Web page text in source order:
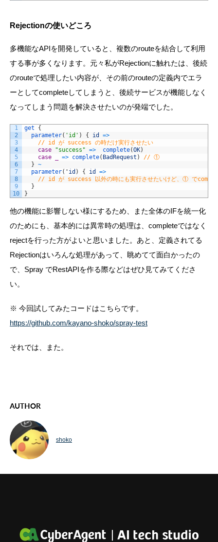
Rejectionの使いどころ
多機能なAPIを開発していると、複数のrouteを結合して利用
する事が多くなります。元々私がRejectionに触れたは、後続
のrouteで処理したい内容が、その前のrouteの定義内でエラ
ーとしてcompleteしてしまうと、後続サービスが機能しなく
なってしまう問題を解決させたいのが発端でした。
1
2
3
4
5
6
7
8
9
10
get
{
parameter( 'id' ) { id =>
// id が success の時だけ実行させたい
case
"success" => complete(OK)
case
=> complete( BadRequest )
// ①
} ~
parameter( ' id ) { id =>
// id が success 以外の時にも実行させたいけど、① で
}
}
他の機能に影響しない様にするため、また全体のIFを統一化
のためにも、基本的には異常時の処理は、completeではなく
rejectを行った方がよいと思いました。あと、定義されてる
Rejectionはいろんな処理があって、眺めてて面白かったの
で、Spray でRestAPIを作る際などはぜひ見てみてくださ
い。
※ 今回試してみたコードはこちらです。
https://github.com/kayano-shoko/spray-test
それでは、また。
AUTHOR
shoko